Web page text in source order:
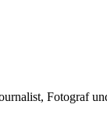
Fotograf